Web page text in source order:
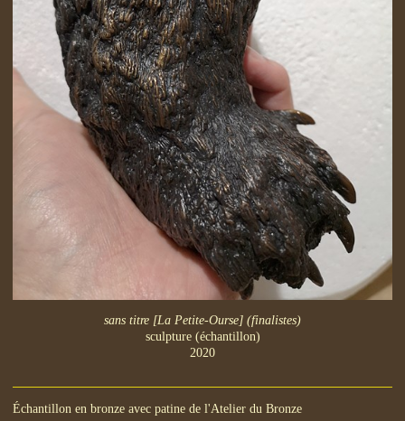
sans titre [La Petite-Ourse] (finalistes)
sculpture (échantillon)
2020
Échantillon en bronze avec patine de l'Atelier du Bronze